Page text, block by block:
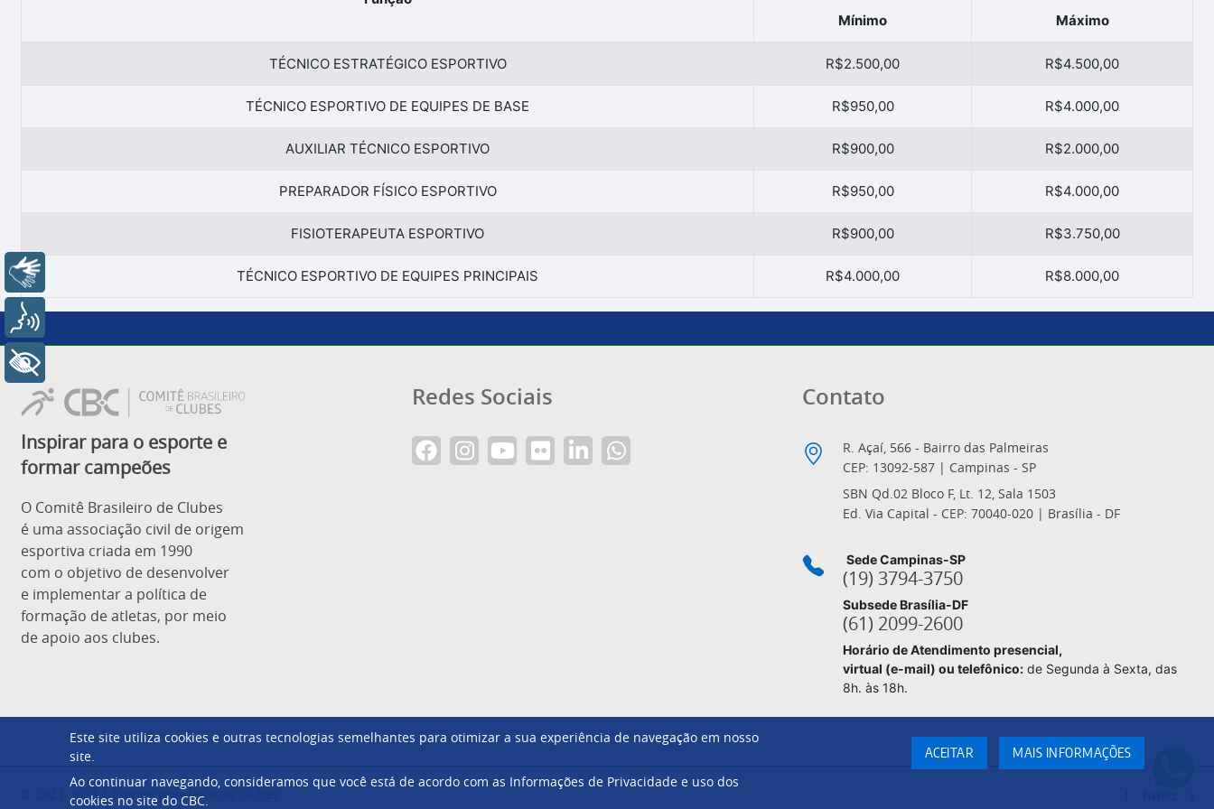
Mínimo Máximo
TÉCNICO ESTRATÉGICO ESPORTIVO R$2.500,00 R$4.500,00
TÉCNICO ESPORTIVO DE EQUIPES DE BASE R$950,00 R$4.000,00
AUXILIAR TÉCNICO ESPORTIVO R$900,00 R$2.000,00
PREPARADOR FÍSICO ESPORTIVO R$950,00 R$4.000,00
FISIOTERAPEUTA ESPORTIVO R$900,00 R$3.750,00
TÉCNICO ESPORTIVO DE EQUIPES PRINCIPAIS R$4.000,00 R$8.000,00
Inspirar para o esporte e
formar campeões
O Comitê Brasileiro de Clubes
é uma associação civil de origem
esportiva criada em 1990
com o objetivo de desenvolver
e implementar a política de
formação de atletas, por meio
de apoio aos clubes.
Redes Sociais Contato
R. Açaí, 566 - Bairro das Palmeiras
CEP: 13092-587 | Campinas - SP
SBN Qd.02 Bloco F, Lt. 12, Sala 1503
Ed. Via Capital - CEP: 70040-020 | Brasília - DF
Sede Campinas-SP
(19) 3794-3750
Subsede Brasília-DF
(61) 2099-2600
Horário de Atendimento presencial,
virtual (e-mail) ou telefônico: de Segunda à Sexta, das
8h. às 18h.
© 2021-2023 | Comitê Brasileiro de Clubes
Footer
Este site utiliza cookies e outras tecnologias semelhantes para otimizar a sua experiência de navegação em nosso
site.
Ao continuar navegando, consideramos que você está de acordo com as Informações de Privacidade e uso dos
cookies no site do CBC.
ACEITAR MAIS INFORMAÇÕES